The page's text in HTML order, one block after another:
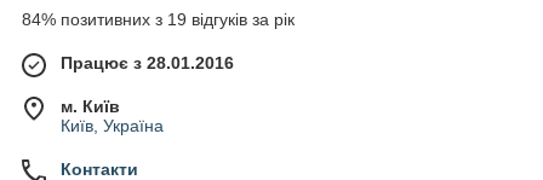
84% позитивних з 19 відгуків за рік
Працює з 28.01.2016
м. Київ
Київ, Україна
Контакти